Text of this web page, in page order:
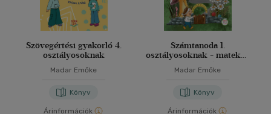
Szövegértési gyakorló 4.
osztályosoknak
Madar Emőke
Könyv
Árinformációk
Számtanoda 1.
osztályosoknak - matekos
gyakorló
Madar Emőke
Könyv
Árinformációk